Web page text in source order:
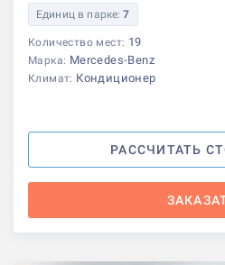
Единиц в парке:7
Количество мест: 19
Марка: Mercedes-Benz
Климат: Кондиционер
РАССЧИТАТЬ